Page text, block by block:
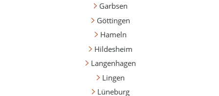
Garbsen
Göttingen
Hameln
Hildesheim
Langenhagen
Lingen
Lüneburg